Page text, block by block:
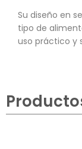
Su diseño en
tipo de
uso práctico y